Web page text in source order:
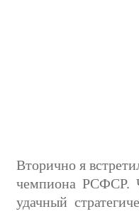
Вторично я
чемпиона РСФСР.
удачный